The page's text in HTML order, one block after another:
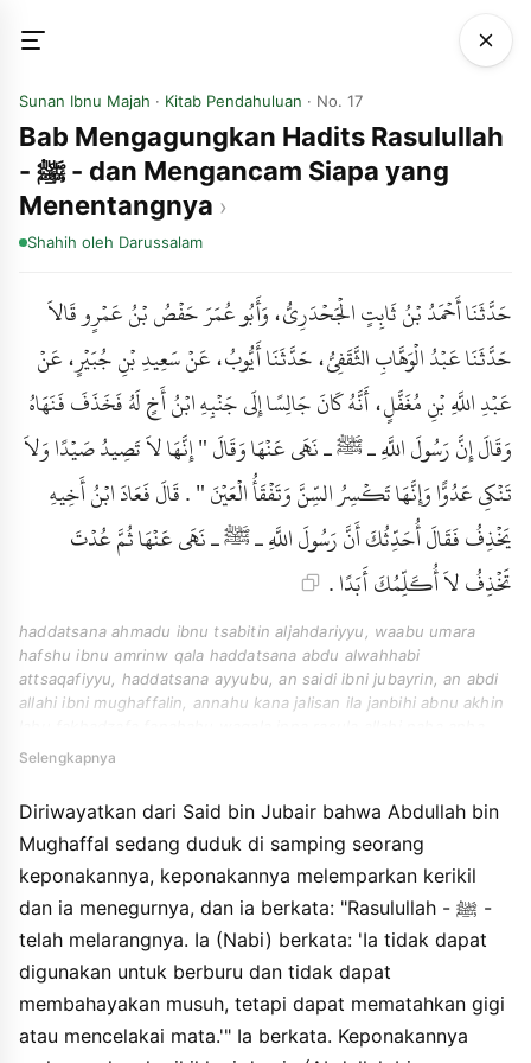
Sunan Ibnu Majah · Kitab Pendahuluan · No. 17
Bab Mengagungkan Hadits Rasulullah
- ﷺ - dan Mengancam Siapa yang
Menentangnya
Shahih oleh Darussalam
حَدَّثَنَا أَحْمَدُ بْنُ ثَابِتٍ الْجَحْدَرِيُّ، وَأَبُو عُمَرَ حَفْصُ بْنُ عَمْرٍو قَالاَ
حَدَّثَنَا عَبْدُ الْوَهَّابِ الثَّقَفِيُّ، حَدَّثَنَا أَيُّوبُ، عَنْ سَعِيدِ بْنِ جُبَيْرٍ، عَنْ
عَبْدِ اللَّهِ بْنِ مُغَفَّلٍ، أَنَّهُ كَانَ جَالِسًا إِلَى جَنْبِهِ ابْنُ أَخٍ لَهُ فَخَذَفَ فَنَهَاهُ
وَقَالَ إِنَّ رَسُولَ اللَّهِ ـ ﷺ ـ نَهَى عَنْهَا وَقَالَ " إِنَّهَا لاَ تَصِيدُ صَيْدًا وَلاَ
تَنْكِي عَدُوًّا وَإِنَّهَا تَكْسِرُ السِّنَّ وَتَفْقَأُ الْعَيْنَ " . قَالَ فَعَادَ ابْنُ أَخِيهِ
يَخْذِفُ فَقَالَ أُحَدِّثُكَ أَنَّ رَسُولَ اللَّهِ ـ ﷺ ـ نَهَى عَنْهَا ثُمَّ عُدْتَ
تَخْذِفُ لاَ أُكَلِّمُكَ أَبَدًا .
haddatsana ahmadu ibnu tsabitin aljahdariyyu, waabu umara
hafshu ibnu amrinw qala haddatsana abdu alwahhabi
attsaqafiyyu, haddatsana ayyubu, an saidi ibni jubayrin, an abdi
allahi ibni mughaffalin, annahu kana jalisan ila janbihi abnu akhin
waqala " innaha la tashidu shaydan wala tanki aduwwan
tsumma udta takhdzifu la ukallimuka abadan.
Selengkapnya
Diriwayatkan dari Said bin Jubair bahwa Abdullah bin
Mughaffal sedang duduk di samping seorang
keponakannya, keponakannya melemparkan kerikil
dan ia menegurnya, dan ia berkata: "Rasulullah - ﷺ -
telah melarangnya. Ia (Nabi) berkata: 'Ia tidak dapat
digunakan untuk berburu dan tidak dapat
membahayakan musuh, tetapi dapat mematahkan gigi
atau mencelakai mata.'" Ia berkata. Keponakannya